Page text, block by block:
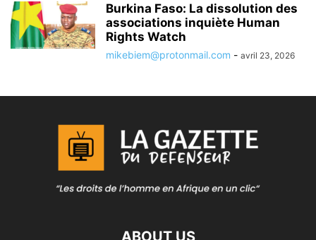
Burkina Faso: La dissolution des
associations inquiète Human
Rights Watch
mikebiem@protonmail.com - avril 23, 2026
ABOUT US